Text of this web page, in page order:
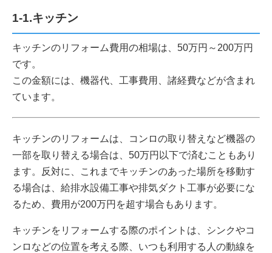
1-1.キッチン
キッチンのリフォーム費用の相場は、50万円～200万円
です。
この金額には、機器代、工事費用、諸経費などが含まれ
ています。
キッチンのリフォームは、コンロの取り替えなど機器の
一部を取り替える場合は、50万円以下で済むこともあり
ます。反対に、これまでキッチンのあった場所を移動す
る場合は、給排水設備工事や排気ダクト工事が必要にな
るため、費用が200万円を超す場合もあります。
キッチンをリフォームする際のポイントは、シンクやコ
ンロなどの位置を考える際、いつも利用する人の動線を